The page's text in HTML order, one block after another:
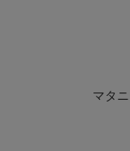
マタ